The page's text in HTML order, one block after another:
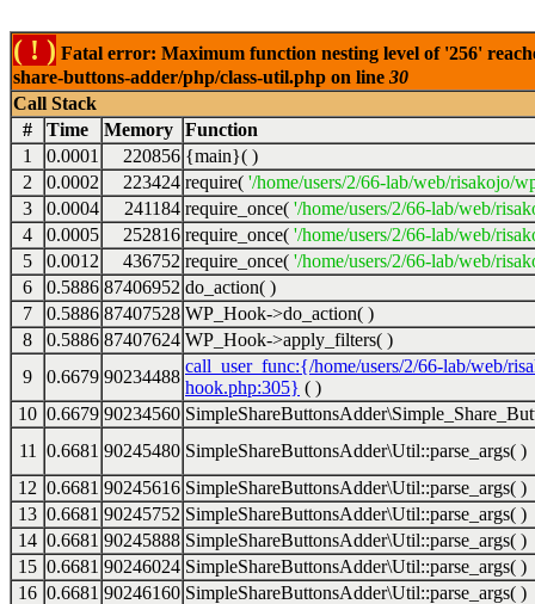
( ! ) Fatal error: Maximum function nesting level of '256'
share-buttons-adder/php/class-util.php on line 30
Call Stack
#
Time Memory Function
1
0.0001 220856 {main}( )
2
0.0002 223424 require( '/home/users/2/66-lab/web/risakojo/
3
0.0004 241184 require_once( '/home/users/2/66-lab/web/
4
0.0005 252816 require_once( '/home/users/2/66-lab/web/
5
0.0012 436752 require_once( '/home/users/2/66-lab/web/
6
0.5886 87406952 do_action( )
7
0.5886 87407528 WP_Hook->do_action( )
8
0.5886 87407624 WP_Hook->apply_filters( )
9
0.6679 90234488
call_user_func:{/home/users/2/66-lab/web/
hook.php:305} ( )
10 0.6679 90234560
11
0.6681 90245480 SimpleShareButtonsAdder\Util::parse_args( )
12 0.6681 90245616 SimpleShareButtonsAdder\Util::parse_args( )
13 0.6681 90245752 SimpleShareButtonsAdder\Util::parse_args( )
14 0.6681 90245888 SimpleShareButtonsAdder\Util::parse_args( )
15 0.6681 90246024 SimpleShareButtonsAdder\Util::parse_args( )
16 0.6681 90246160 SimpleShareButtonsAdder\Util::parse_args( )